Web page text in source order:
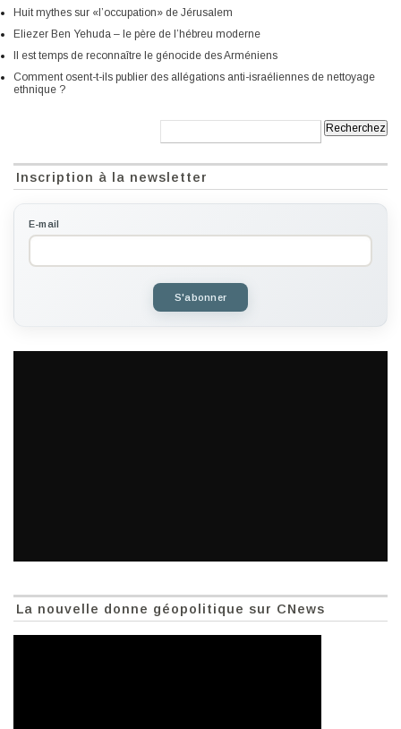
Huit mythes sur «l’occupation» de Jérusalem
Eliezer Ben Yehuda – le père de l’hébreu moderne
Il est temps de reconnaître le génocide des Arméniens
Comment osent-t-ils publier des allégations anti-israéliennes de nettoyage
ethnique ?
Recherche:
Inscription à la newsletter
E-mail
S'abonner
La nouvelle donne géopolitique sur CNews